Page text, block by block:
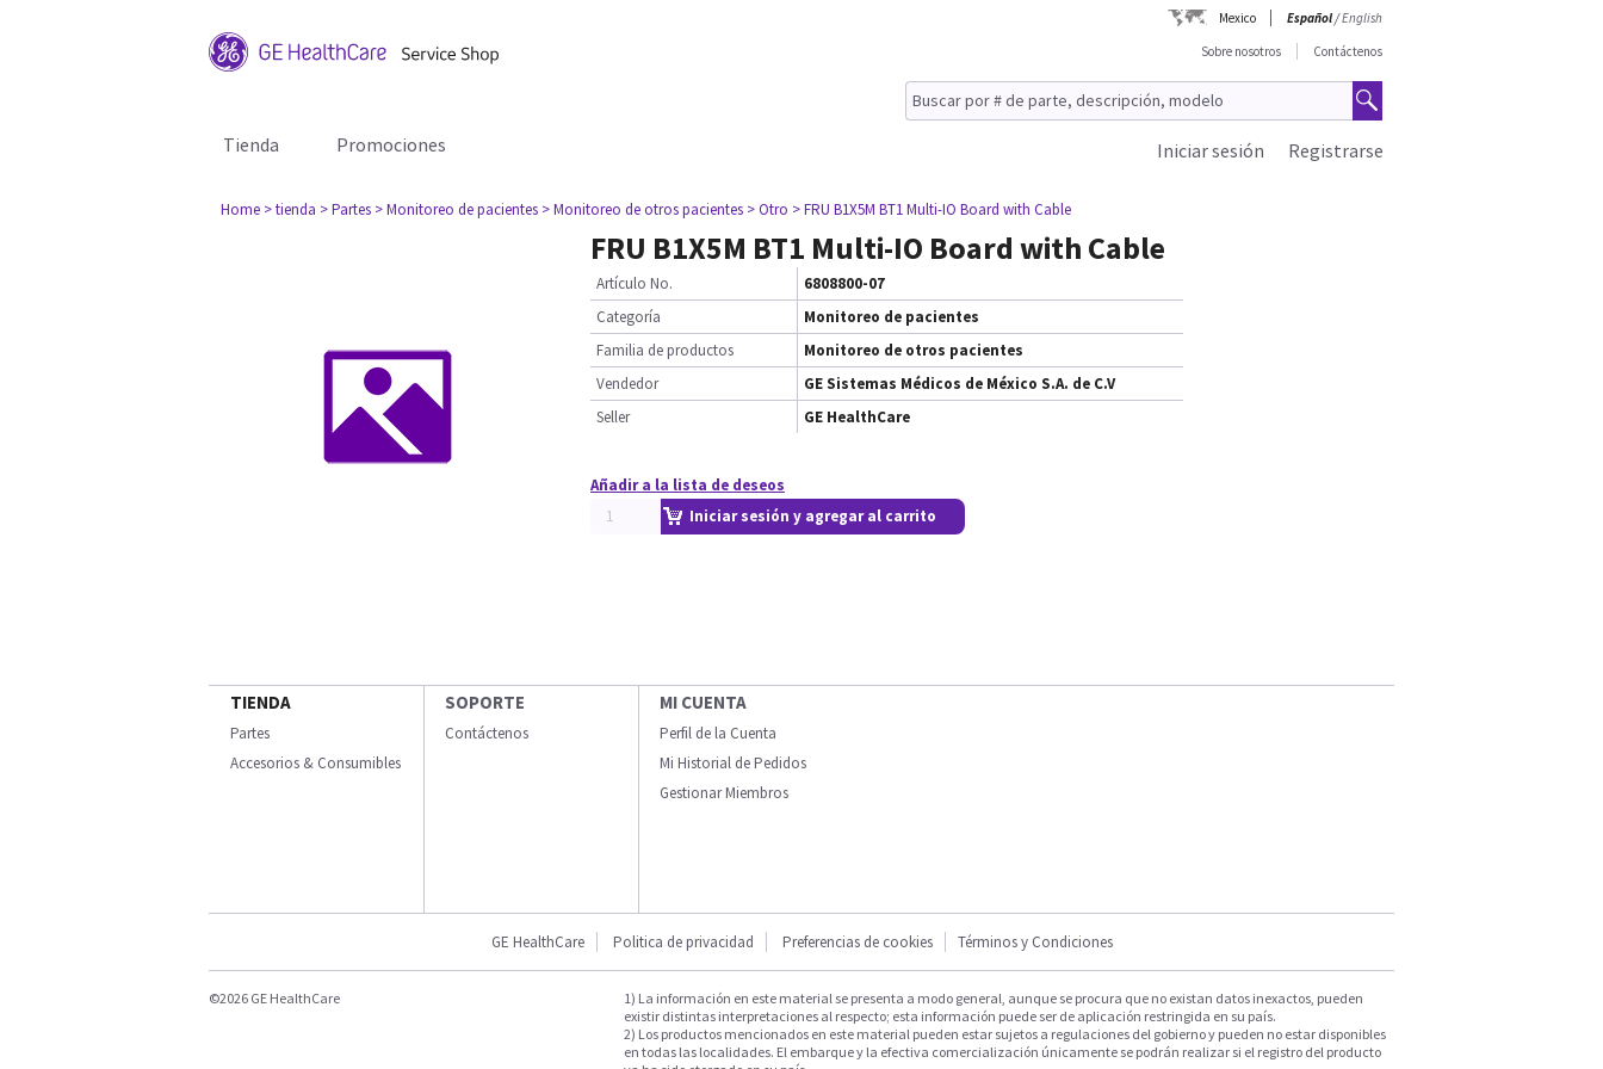
Mexico Español/English
Sobre nosotros
Contáctenos
Tienda Promociones Registrarse
Iniciar sesión
Home > tienda > Partes > Monitoreo de pacientes > Monitoreo de otros pacientes > Otro > FRU B1X5M BT1 Multi-IO Board with Cable
FRU B1X5M BT1 Multi-IO Board with Cable
Artículo No.
6808800-07
Categoría
Monitoreo de pacientes
Familia de productos
Monitoreo de otros pacientes
Vendedor
GE Sistemas Médicos de México S.A. de C.V
Seller
GE HealthCare
Añadir a la lista de deseos
Iniciar sesión y agregar al carrito
TIENDA
Partes
Accesorios & Consumibles
SOPORTE
Contáctenos
MI CUENTA
Perfil de la Cuenta
Mi Historial de Pedidos
Gestionar Miembros
GE HealthCare Politica de privacidad Preferencias de cookies Términos y Condiciones
©2026 GE HealthCare
1) La información en este material se presenta a modo general, aunque se procura que no existan datos inexactos, pueden
existir distintas interpretaciones al respecto; esta información puede ser de aplicación restringida en su país.
2) Los productos mencionados en este material pueden estar sujetos a regulaciones del gobierno y pueden no estar disponibles
en todas las localidades. El embarque y la efectiva comercialización únicamente se podrán realizar si el registro del producto